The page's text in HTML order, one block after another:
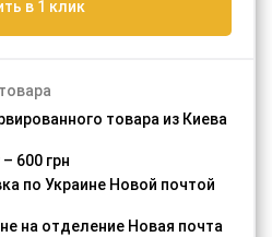
в 1 клик
товара из Киева
600 грн
по Украине Новой почтой
на отделение Новая почта